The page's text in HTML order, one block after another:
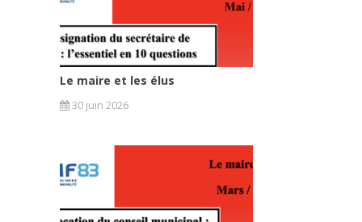
Le maire et les élus
30 juin 2026